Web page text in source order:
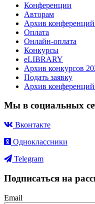
Конференции
Авторам
Архив
Оплата
Онлайн-оплата
Конкурсы
eLIBRARY
Архив конкурсов
Подать заявку
Архив
Мы в социальных
Вконтакте
Одноклассники
Telegram
Подписаться на
Email